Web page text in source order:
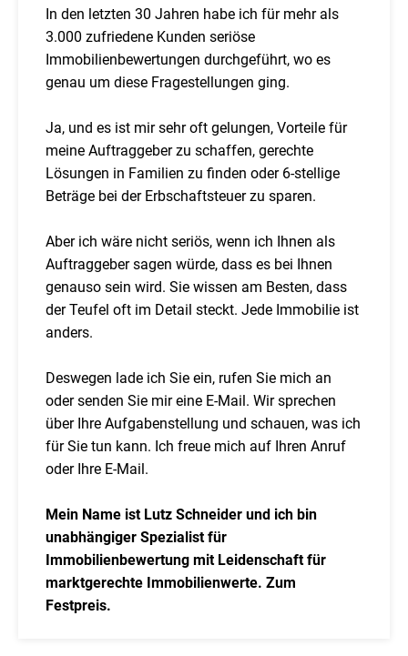
In den letzten 30 Jahren habe ich für mehr als
3.000 zufriedene Kunden seriöse
Immobilienbewertungen durchgeführt, wo es
genau um diese Fragestellungen ging.
Ja, und es ist mir sehr oft gelungen, Vorteile für
meine Auftraggeber zu schaffen, gerechte
Lösungen in Familien zu finden oder 6-stellige
Beträge bei der Erbschaftsteuer zu sparen.
Aber ich wäre nicht seriös, wenn ich Ihnen als
Auftraggeber sagen würde, dass es bei Ihnen
genauso sein wird. Sie wissen am Besten, dass
der Teufel oft im Detail steckt. Jede Immobilie ist
anders.
Deswegen lade ich Sie ein, rufen Sie mich an
oder senden Sie mir eine E-Mail. Wir sprechen
über Ihre Aufgabenstellung und schauen, was ich
für Sie tun kann. Ich freue mich auf Ihren Anruf
oder Ihre E-Mail.
Mein Name ist Lutz Schneider und ich bin
unabhängiger Spezialist für
Immobilienbewertung mit Leidenschaft für
marktgerechte Immobilienwerte. Zum
Festpreis.